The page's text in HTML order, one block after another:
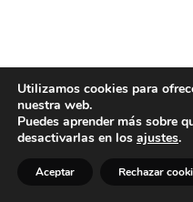
Utilizamos cookies para
nuestra web.
Puedes aprender más sobre
desactivarlas en los ajustes.
Aceptar Rechazar